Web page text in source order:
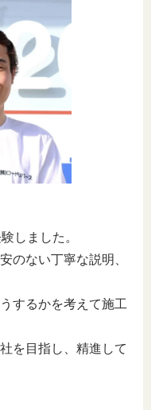
しました。
のない丁寧な説明、
するかを考えて施工
を目指し、精進して